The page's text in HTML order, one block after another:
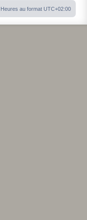
Heures au format UTC+02:00